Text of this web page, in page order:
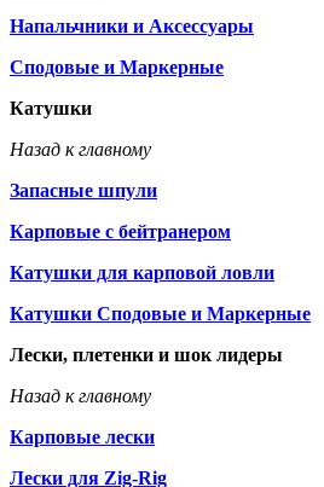
Напальчники и Аксессуары
Сподовые и Маркерные
Катушки
Назад к главному
Запасные шпули
Карповые с бейтранером
Катушки для карповой ловли
Катушки Сподовые и Маркерные
Лески, плетенки и шок лидеры
Назад к главному
Карповые лески
Лески для Zig-Rig